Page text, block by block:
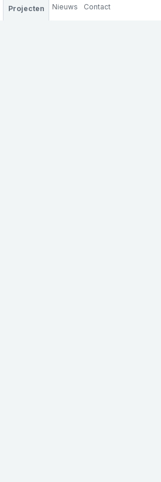
Projecten Nieuws Contact